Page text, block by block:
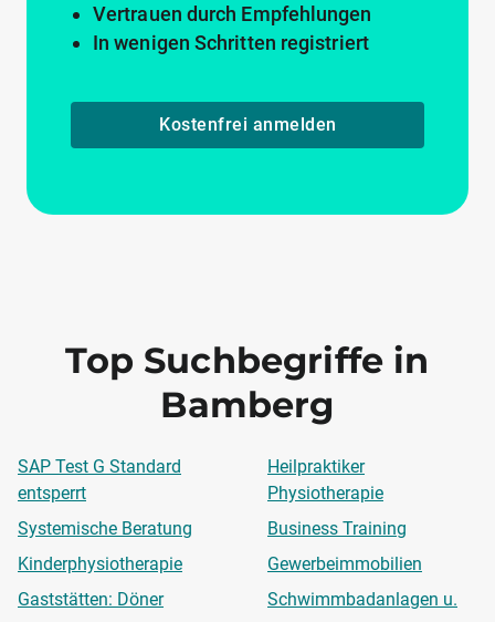
Vertrauen durch Empfehlungen
In wenigen Schritten registriert
Kostenfrei anmelden
Top Suchbegriffe in
Bamberg
SAP Test G Standard
entsperrt
Heilpraktiker
Physiotherapie
Systemische Beratung
Business Training
Kinderphysiotherapie
Gewerbeimmobilien
Gaststätten: Döner
Schwimmbadanlagen u.